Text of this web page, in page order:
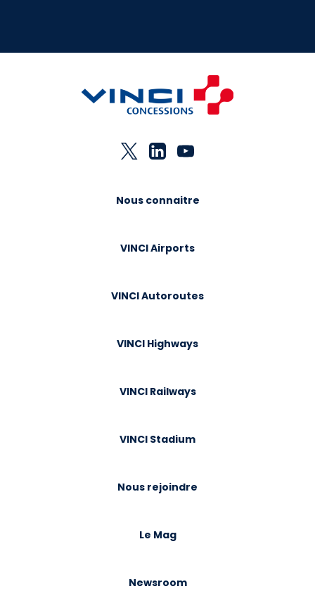
Nous connaitre
VINCI Airports
VINCI Autoroutes
VINCI Highways
VINCI Railways
VINCI Stadium
Nous rejoindre
Le Mag
Newsroom